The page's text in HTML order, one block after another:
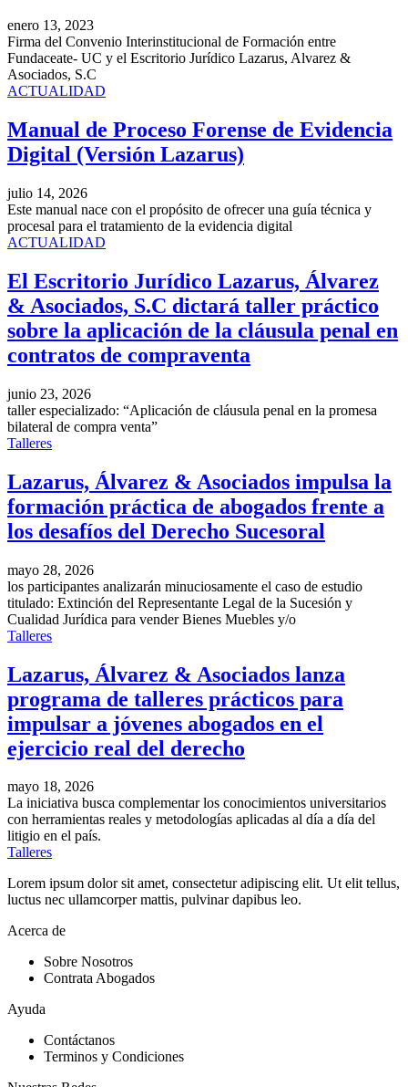
enero 13, 2023
Firma del Convenio Interinstitucional de Formación entre
Fundaceate- UC y el Escritorio Jurídico Lazarus, Alvarez &
Asociados, S.C
ACTUALIDAD
Manual de Proceso Forense de Evidencia
Digital (Versión Lazarus)
julio 14, 2026
Este manual nace con el propósito de ofrecer una guía técnica y
procesal para el tratamiento de la evidencia digital
ACTUALIDAD
El Escritorio Jurídico Lazarus, Álvarez
& Asociados, S.C dictará taller práctico
sobre la aplicación de la cláusula penal en
contratos de compraventa
junio 23, 2026
taller especializado: “Aplicación de cláusula penal en la promesa
bilateral de compra venta”
Talleres
Lazarus, Álvarez & Asociados impulsa la
formación práctica de abogados frente a
los desafíos del Derecho Sucesoral
mayo 28, 2026
los participantes analizarán minuciosamente el caso de estudio
titulado: Extinción del Representante Legal de la Sucesión y
Cualidad Jurídica para vender Bienes Muebles y/o
Talleres
Lazarus, Álvarez & Asociados lanza
programa de talleres prácticos para
impulsar a jóvenes abogados en el
ejercicio real del derecho
mayo 18, 2026
La iniciativa busca complementar los conocimientos universitarios
con herramientas reales y metodologías aplicadas al día a día del
litigio en el país.
Talleres
Lorem ipsum dolor sit amet, consectetur adipiscing elit. Ut elit tellus,
luctus nec ullamcorper mattis, pulvinar dapibus leo.
Acerca de
Sobre Nosotros
Contrata Abogados
Ayuda
Contáctanos
Terminos y Condiciones